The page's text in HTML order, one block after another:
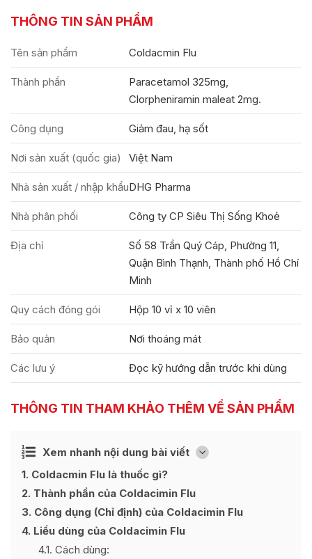
THÔNG TIN SẢN PHẨM
Tên sản phẩm Coldacmin Flu
Thành phần
Paracetamol 325mg,
Clorpheniramin maleat 2mg.
Công dụng Giảm đau, hạ sốt
Nơi sản xuất (quốc gia) Việt Nam
Nhà sản xuất / nhập khẩuDHG Pharma
Nhà phân phối Công ty CP Siêu Thị Sống Khoẻ
Địa chỉ
Số 58 Trần Quý Cáp, Phường 11,
Quận Bình Thạnh, Thành phố Hồ Chí
Minh
Quy cách đóng gói Hộp 10 vỉ x 10 viên
Bảo quản Nơi thoáng mát
Các lưu ý Đọc kỹ hướng dẫn trước khi dùng
THÔNG TIN THAM KHẢO THÊM VỀ SẢN PHẨM
Xem nhanh nội dung bài viết [
Ẩn
1 Coldacmin Flu là thuốc gì?
2 Thành phần của Coldacimin Flu
3 Công dụng (Chỉ định) của Coldacimin Flu
4 Liều dùng của Coldacimin Flu
4.1 Cách dùng: